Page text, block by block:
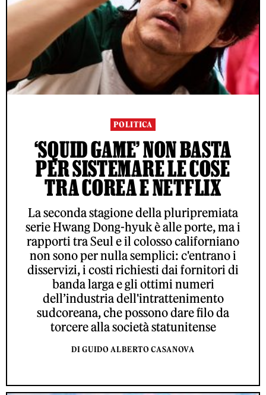
POLITICA
‘SQUID GAME’ NON BASTA
PER SISTEMARE LE COSE
TRA COREA E NETFLIX
La seconda stagione della pluripremiata
serie Hwang Dong-hyuk è alle porte, ma i
rapporti tra Seul e il colosso californiano
non sono per nulla semplici: c'entrano i
disservizi, i costi richiesti dai fornitori di
banda larga e gli ottimi numeri
dell’industria dell'intrattenimento
sudcoreana, che possono dare filo da
torcere alla società statunitense
DI GUIDO ALBERTO CASANOVA